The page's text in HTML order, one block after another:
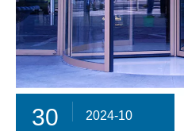
30 2024-10